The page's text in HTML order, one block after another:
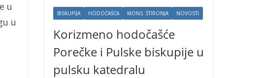
u
u
BISKUPIJA HODOČAŠĆA MONS. ŠTIRONJA NOVOSTI
Korizmeno hodočašće
Porečke i Pulske biskupije u
pulsku katedralu